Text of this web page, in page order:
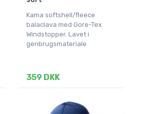
Kama softshell/fleece
balaclava med Gore-Tex
Windstopper. Lavet i
genbrugsmateriale
359 DKK